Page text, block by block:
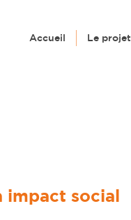
Accueil Le projet
impact social